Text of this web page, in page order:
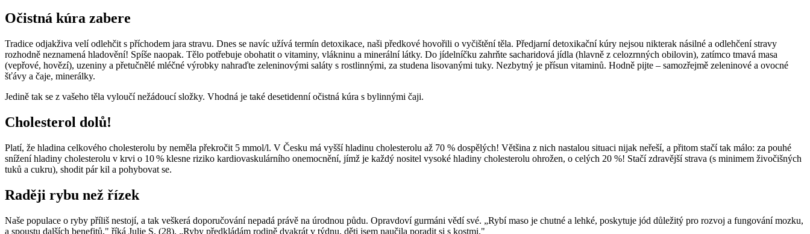
Očistná kúra zabere
Tradice odjakživa velí odlehčit s příchodem jara stravu. Dnes se navíc užívá termín detoxikace, naši předkové hovořili o vyčištění těla. Předjarní detoxikační kúry nejsou nikterak násilné a odlehčení stravy
rozhodně neznamená hladovění! Spíše naopak. Tělo potřebuje obohatit o vitaminy, vlákninu a minerální látky. Do jídelníčku zahrňte sacharidová jídla (hlavně z celozrnných obilovin), zatímco tmavá masa
(vepřové, hovězí), uzeniny a přetučnělé mléčné výrobky nahraďte zeleninovými saláty s rostlinnými, za studena lisovanými tuky. Nezbytný je přísun vitaminů. Hodně pijte – samozřejmě zeleninové a ovocné
šťávy a čaje, minerálky.
Jedině tak se z vašeho těla vyloučí nežádoucí složky. Vhodná je také desetidenní očistná kúra s bylinnými čaji.
Cholesterol dolů!
Platí, že hladina celkového cholesterolu by neměla překročit 5 mmol/l. V Česku má vyšší hladinu cholesterolu až 70 % dospělých! Většina z nich nastalou situaci nijak neřeší, a přitom stačí tak málo: za pouhé
snížení hladiny cholesterolu v krvi o 10 % klesne riziko kardiovaskulárního onemocnění, jímž je každý nositel vysoké hladiny cholesterolu ohrožen, o celých 20 %! Stačí zdravější strava (s minimem živočišných
tuků a cukru), shodit pár kil a pohybovat se.
Raději rybu než řízek
Naše populace o ryby příliš nestojí, a tak veškerá doporučování nepadá právě na úrodnou půdu. Opravdoví gurmáni vědí své. „Rybí maso je chutné a lehké, poskytuje jód důležitý pro rozvoj a fungování mozku,
a spoustu dalších benefitů," říká Julie S. (28). „Ryby předkládám rodině dvakrát v týdnu, děti jsem naučila poradit si s kostmi."